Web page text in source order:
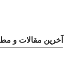
آخرین مقالات و